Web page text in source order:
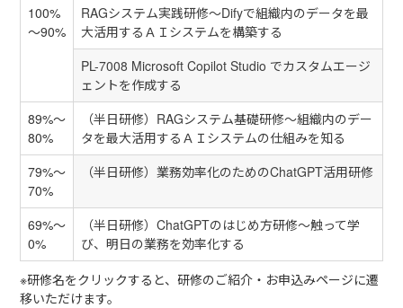
100%
～90%
RAGシステム実践研修〜Difyで組織内のデータを最
大活用するＡＩシステムを構築する
PL-7008 Microsoft Copilot Studio でカスタムエージ
ェントを作成する
89%～
80%
（半日研修）RAGシステム基礎研修〜組織内のデー
タを最大活用するＡＩシステムの仕組みを知る
79%～
70%
（半日研修）業務効率化のためのChatGPT活用研修
69%～
0%
（半日研修）ChatGPTのはじめ方研修～触って学
び、明日の業務を効率化する
※研修名をクリックすると、研修のご紹介・お申込みページに遷
移いただけます。